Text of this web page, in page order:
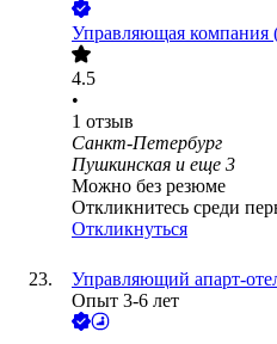
Управляющая
4.5
•
1 отзыв
Санкт-Петербург
Пушкинская и еще 3
Можно без резюме
Откликнитесь среди
Откликнуться
Управляющий апарт-
Опыт 3-6 лет